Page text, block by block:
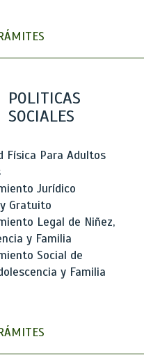
POLITICAS
SOCIALES
Física Para Adultos
Jurídico
Gratuito
Legal de Niñez,
y Familia
Social de
y Familia